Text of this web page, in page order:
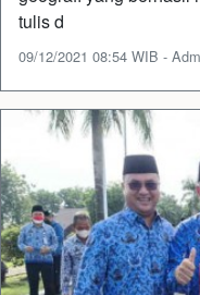
tulis d
09/12/2021 08:54 WIB -